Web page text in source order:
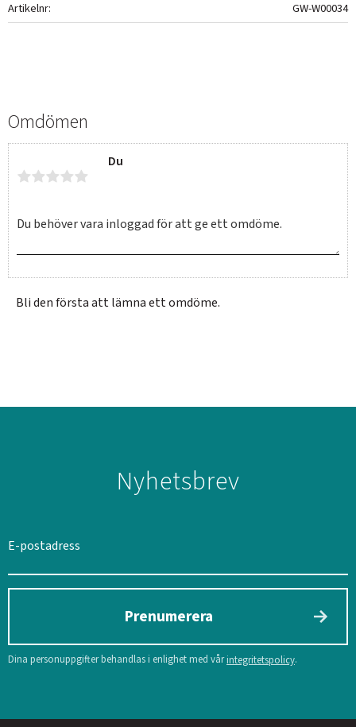
Artikelnr GW-W00034
Omdömen
Du
Bli den första att lämna ett omdöme.
Nyhetsbrev
Prenumerera
Dina personuppgifter behandlas i enlighet med vårintegritetspolicy.